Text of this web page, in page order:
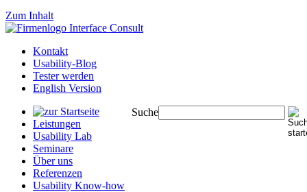
Zum Inhalt
Kontakt
Usability-Blog
Tester werden
English Version
Suche
Leistungen
Usability Lab
Seminare
Über uns
Referenzen
Usability Know-how